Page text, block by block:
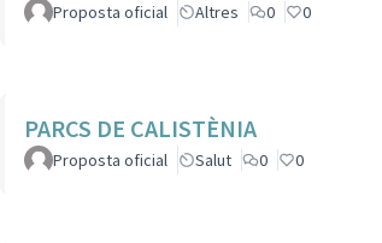
Proposta oficial Altres 0 0
PARCS DE CALISTÈNIA
Proposta oficial Salut 0 0